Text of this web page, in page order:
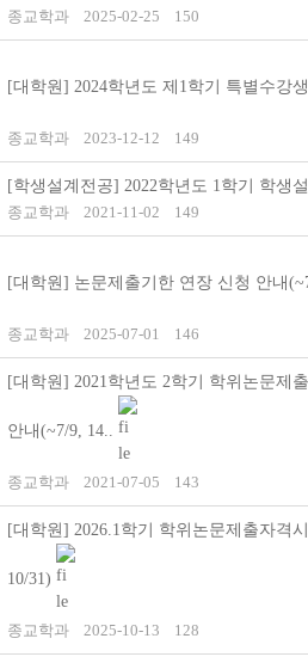
종교학과 2025-02-25 150
[대학원] 2024학년도 제1학기 특별수강
종교학과 2023-12-12 149
[학생설계전공] 2022학년도 1학기 학생
종교학과
2021-11-02 149
[대학원] 논문제출기한 연장 신청 안내
종교학과 2025-07-01 146
[대학원] 2021학년도 2학기 학위논문제
안내(~7/9, 14..
종교학과 2021-07-05 143
[대학원] 2026.1학기 학위논문제출자격
10/31)
종교학과 2025-10-13 128